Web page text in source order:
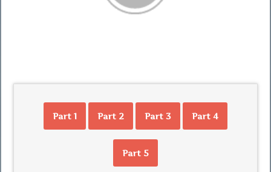
Part 1 Part 2 Part 3 Part 4
Part 5